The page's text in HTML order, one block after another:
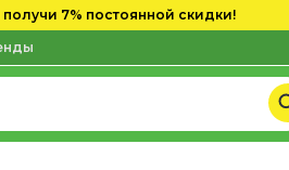
7% постоянной скидки!